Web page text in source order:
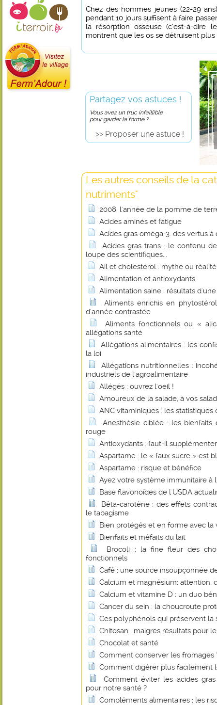
Chez des hommes jeunes (22-29
pendant 10 jours suffisent à faire
la résorption osseuse (c'est-à-dire
montrent que les os se détruisent plus
Partagez vos astuces !
Vous avez un truc infaillible
pour garder la forme ?
>> Proposer une astuce !
Les autres conseils de la
nutriments"
2008, l'année de la pomme de
Acides aminés et fatigue
Acides gras oméga-3: des vertus à
Acides gras trans : le contenu
loupe des scientifiques...
Ail et cholestérol : mythe ou réalité
Alimentation et antioxydants
Alimentation saine : résultats
Aliments enrichis en
d'année contrastée
Aliments fonctionnels ou «
allégations santé
Allégations alimentaires : les
la loi
Allégations nutritionnelles :
industriels de l'agroalimentaire
Allégés : ouvrez l'oeil !
Amoureux de la salade, à vos
ANC vitaminiques : les statistiques
Anesthésie ciblée : les
rouge
Antioxydants : faut-il
Aspartame : le « faux sucre » est
Aspartame : risque et bénéfice
Ayez votre système immunitaire à
Base flavonoïdes de l'USDA
Bêta-carotène : des effets
le tabagisme
Bien protégés et en forme avec la
Bienfaits et méfaits du lait
Brocoli : la fine fleur des
fonctionnels
Café : une source insoupçonnée
Calcium et magnésium: attention,
Calcium et vitamine D : un duo
Cancer du sein : la choucroute
Ces polyphénols qui préservent la
Chitosan : maigres résultats pour
Chocolat et santé
Comment conserver les fromages
Comment digérer plus facilement
Comment éviter les acides
pour notre santé ?
Compléments alimentaires : les